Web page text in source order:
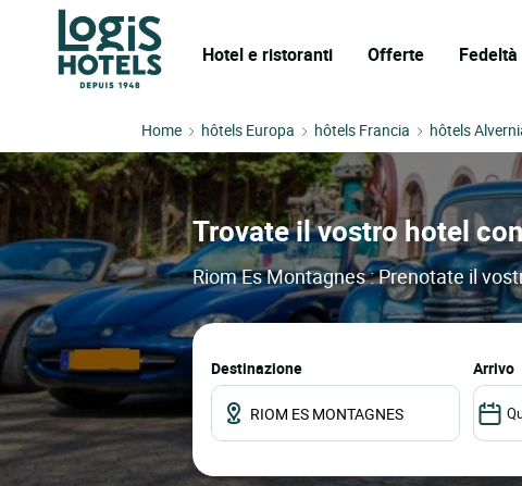
Hotel e ristoranti Offerte Fedeltà
Home hôtels Europa hôtels Francia hôtels
Trovate il vostro hotel
Riom Es Montagnes : Prenotate il
Destinazione arrivo